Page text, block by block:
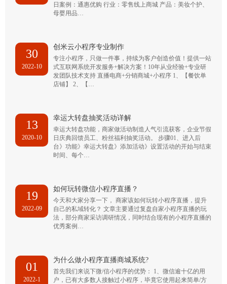
日案例：通惠优购 行业：零售线上商城 产品：美妆个护、
母婴用品…
30
2022-10
创米云小程序专业制作
专注小程序，只做一件事，持续为客户创造价值！提供一站
式互联网系统开发服务+解决方案！10年从业经验+专业研
发团队技术支持 直播电商+分销商城+小程序 1、【餐饮单
店铺】 2、【…
13
2020-10
幸运大转盘抽奖活动详解
幸运大转盘功能，商家做活动制造人气引流获客，企业节假
日庆典回馈员工、粉丝福利抽奖活动。 步骤01、进入后
台》功能》幸运大转盘》添加活动》设置活动的开始与结束
时间、每个…
19
2022-09
如何玩转微信小程序直播？
今天和大家分享一下， 商家该如何玩转小程序直播，提升
自己的私域转化？ 文章主要通过复盘自家小程序直播的玩
法，部分商家采访调研情况，同时结合现有的小程序直播的
优秀案例…
01
2022-1
为什么做小程序直播商城系统?
首先我们来说下微/信小程序的优势： 1、微信逾十亿的用
户，已有大多数人接触过小程序，毕竟它使用起来简单/方